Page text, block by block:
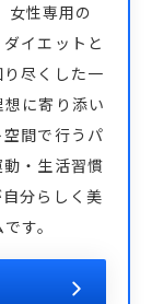
女性専用の
イエットと
尽くした一
に寄り添い
間で行うパ
・生活習慣
分らしく美
す。